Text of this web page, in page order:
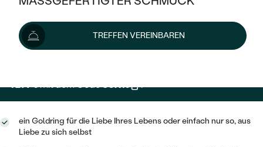
KLASSISCH
MEMOIRE
V-FORM
MIT MEHREREN DIAMANTEN
HALO
VINTAGE
IM SET
AUSVERKAUF
WENN SCHMUCK HILFT
NACH TYP
PLATIN
OHRSTECKER
CREOLEN
GOLD
SILBER
AUSVERKAUF
GOLD
SILBER
TREFFEN VEREINBAREN
1 419 €
Wir liefern den Schmuck innerhalb von 3 - 4 Wochen.
Lieferoptionen
1 277 €mit dem CodeSUN10 .
ein Goldring für die Liebe Ihres Lebens oder einfach nur so, aus
Liebe zu sich selbst